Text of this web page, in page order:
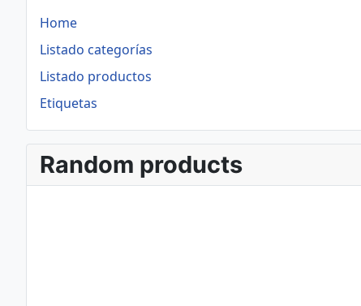
Home
Listado categorías
Listado productos
Etiquetas
Random products